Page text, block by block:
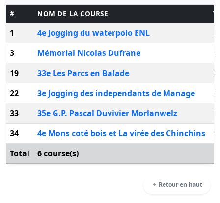
# NOM DE LA COURSE
1 4e Jogging du waterpolo ENL
3
Mémorial Nicolas Dufrane
19
33e Les Parcs en Balade
22
3e Jogging des independants de Manage
33
35e G.P. Pascal Duvivier Morlanwelz
34
4e Mons coté bois et La virée des Chinchins
Total
6 course(s)
Retour en haut